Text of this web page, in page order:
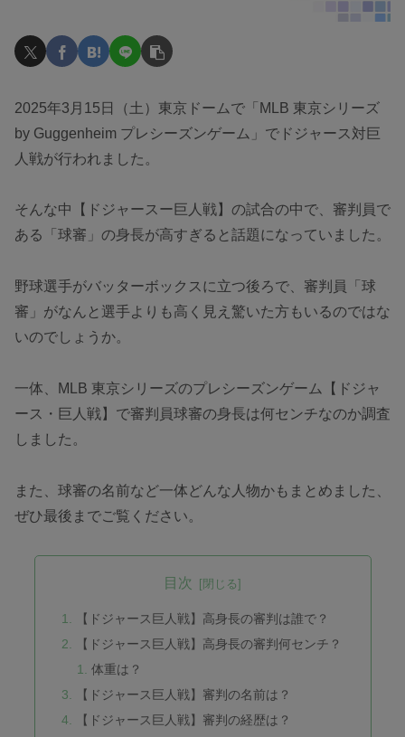
2025年3月15日（土）東京ドームで「MLB 東京シリーズ
by Guggenheim プレシーズンゲーム」でドジャース対巨
人戦が行われました。
そんな中【ドジャースー巨人戦】の試合の中で、審判員で
ある「球審」の身長が高すぎると話題になっていました。
野球選手がバッターボックスに立つ後ろで、審判員「球
審」がなんと選手よりも高く見え驚いた方もいるのではな
いのでしょうか。
一体、MLB 東京シリーズのプレシーズンゲーム【ドジャ
ース・巨人戦】で審判員球審の身長は何センチなのか調査
しました。
また、球審の名前など一体どんな人物かもまとめました、
ぜひ最後までご覧ください。
目次
【ドジャース巨人戦】高身長の審判は誰で？
【ドジャース巨人戦】高身長の審判何センチ？
体重は？
【ドジャース巨人戦】審判の名前は？
【ドジャース巨人戦】審判の経歴は？